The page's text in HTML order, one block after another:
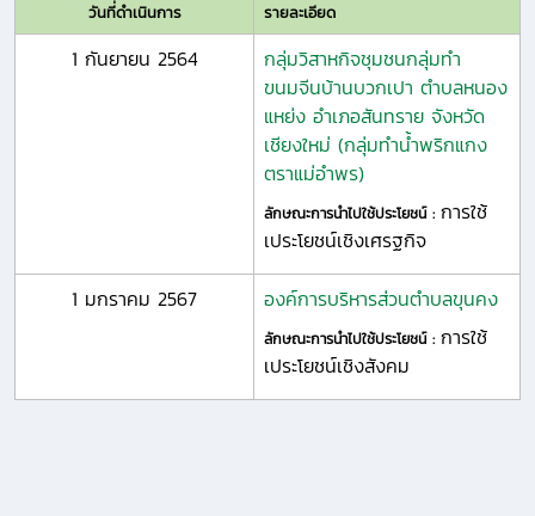
วันที่ดำเนินการ รายละเอียด
1 กันยายน 2564
กลุ่มวิสาหกิจชุมชนกลุ่มทำ
ขนมจีนบ้านบวกเปา ตำบลหนอง
แหย่ง อำเภอสันทราย จังหวัด
เชียงใหม่ (กลุ่มทำน้ำพริกแกง
ตราแม่อำพร)
ลักษณะการนำไปใช้ประโยชน์ : การใช้
เประโยชน์เชิงเศรฐกิจ
1 มกราคม 2567 องค์การบริหารส่วนตำบลขุนคง
ลักษณะการนำไปใช้ประโยชน์ : การใช้
เประโยชน์เชิงสังคม